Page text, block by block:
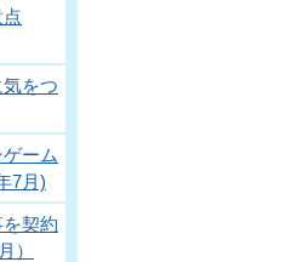
をつ
ーム
7月)
契約
）